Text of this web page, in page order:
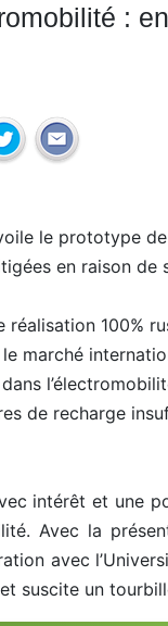
:
le prototype
en raison de
réalisation 100%
marché
de recharge
intérêt et une
Avec la
avec
suscite un